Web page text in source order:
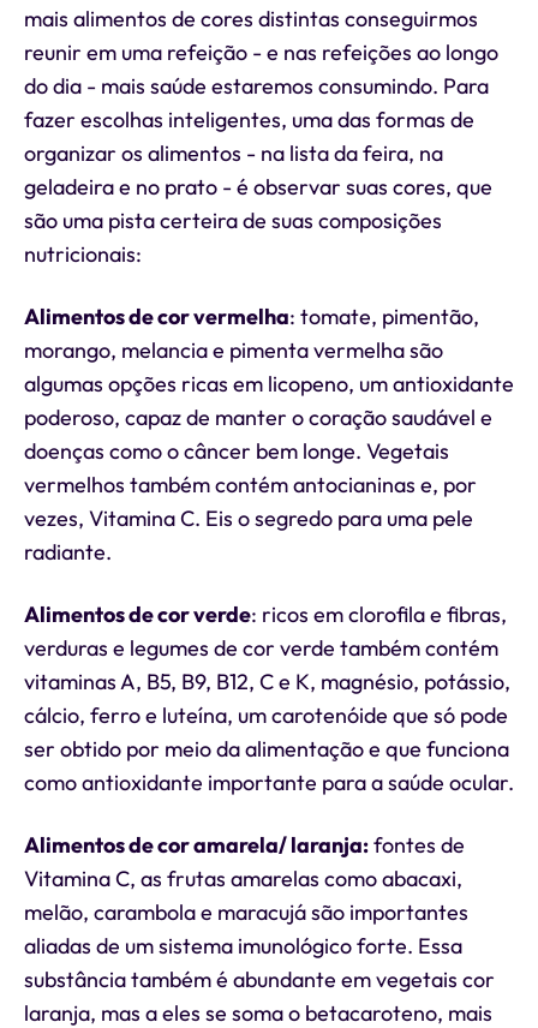
mais alimentos de cores distintas conseguirmos
reunir em uma refeição - e nas refeições ao longo
do dia - mais saúde estaremos consumindo. Para
fazer escolhas inteligentes, uma das formas de
organizar os alimentos - na lista da feira, na
geladeira e no prato - é observar suas cores, que
são uma pista certeira de suas composições
nutricionais:
Alimentos de cor vermelha: tomate, pimentão,
morango, melancia e pimenta vermelha são
algumas opções ricas em licopeno, um antioxidante
poderoso, capaz de manter o coração saudável e
doenças como o câncer bem longe. Vegetais
vermelhos também contém antocianinas e, por
vezes, Vitamina C. Eis o segredo para uma pele
radiante.
Alimentos de cor verde: ricos em clorofila e fibras,
verduras e legumes de cor verde também contém
vitaminas A, B5, B9, B12, C e K, magnésio, potássio,
cálcio, ferro e luteína, um carotenóide que só pode
ser obtido por meio da alimentação e que funciona
como antioxidante importante para a saúde ocular.
Alimentos de cor amarela/ laranja:fontes de
Vitamina C, as frutas amarelas como abacaxi,
melão, carambola e maracujá são importantes
aliadas de um sistema imunológico forte. Essa
substância também é abundante em vegetais cor
laranja, mas a eles se soma o betacaroteno, mais